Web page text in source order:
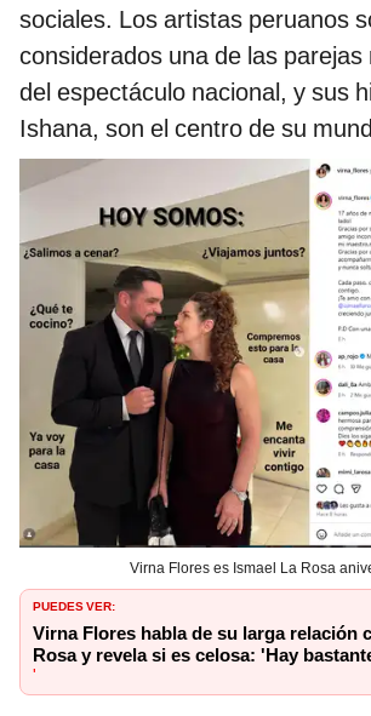
sociales. Los artistas peruanos
considerados una de las parejas
del espectáculo nacional, y sus
Ishana, son el centro de su
Virna Flores es Ismael La Rosa
PUEDES VER:
Virna Flores habla de su larga relación
Rosa y revela si es celosa: 'Hay
'